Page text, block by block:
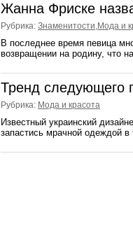
Жанна Фриске
Рубрика: Знаменитости,Мода и
В последнее время певица
возвращении на родину, что
Тренд следующего
Рубрика: Мода и красота
Известный украинский
запастись мрачной одеждой